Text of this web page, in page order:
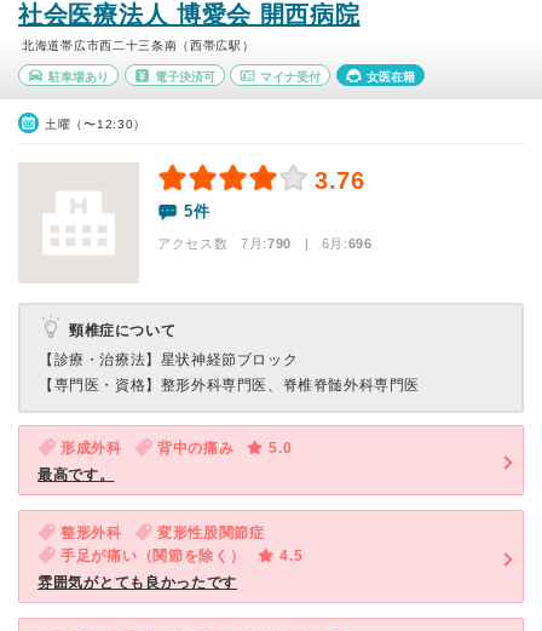
社会医療法人 博愛会 開西病院
北海道帯広市西二十三条南（西帯広駅）
駐車場あり 電子決済可 マイナ受付 女医在籍
土曜（〜12:30）
3.76
5件
アクセス数 7月:790 | 6月:696
頸椎症について
【診療・治療法】 星状神経節ブロック
【専門医・資格】 整形外科専門医、脊椎脊髄外科専門医
形成外科 背中の痛み
5.0
最高です。
整形外科
変形性股関節症
手足が痛い（関節を除く）
4.5
雰囲気がとても良かったです